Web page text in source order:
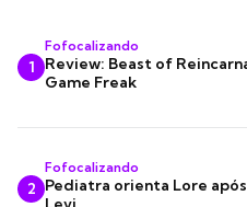
1
Fofocalizando
Review: Beast of
Game Freak
2
Fofocalizando
Pediatra orienta Lore